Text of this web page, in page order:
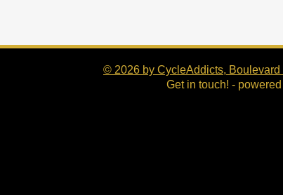
© 2026 by CycleAddicts,
Get in touch! -